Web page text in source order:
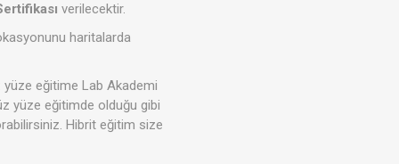
verilecektir.
haritalarda
yüze eğitime Lab Akademi
yüze eğitimde olduğu gibi
Hibrit eğitim size